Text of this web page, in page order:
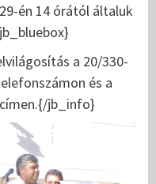
én 14 órától általuk
a 20/330-
és a
jb_info}